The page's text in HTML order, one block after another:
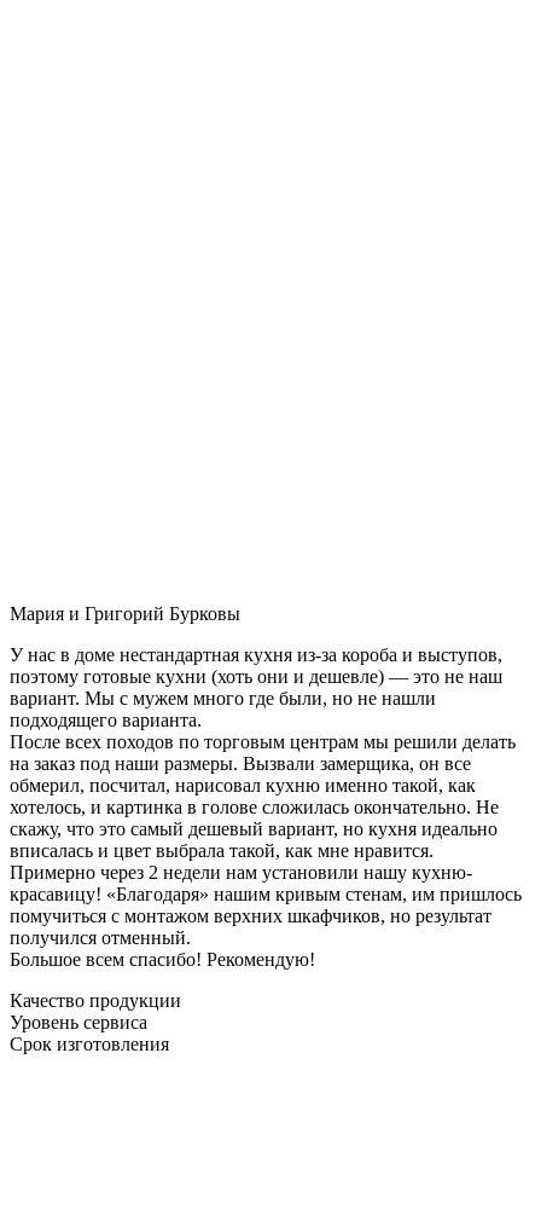
Мария и Григорий Бурковы
У нас в доме нестандартная кухня из-за короба и выступов,
поэтому готовые кухни (хоть они и дешевле) — это не наш
вариант. Мы с мужем много где были, но не нашли
подходящего варианта.
После всех походов по торговым центрам мы решили делать
на заказ под наши размеры. Вызвали замерщика, он все
обмерил, посчитал, нарисовал кухню именно такой, как
хотелось, и картинка в голове сложилась окончательно. Не
скажу, что это самый дешевый вариант, но кухня идеально
вписалась и цвет выбрала такой, как мне нравится.
Примерно через 2 недели нам установили нашу кухню-
красавицу! «Благодаря» нашим кривым стенам, им пришлось
помучиться с монтажом верхних шкафчиков, но результат
получился отменный.
Большое всем спасибо! Рекомендую!
Качество продукции
Уровень сервиса
Срок изготовления